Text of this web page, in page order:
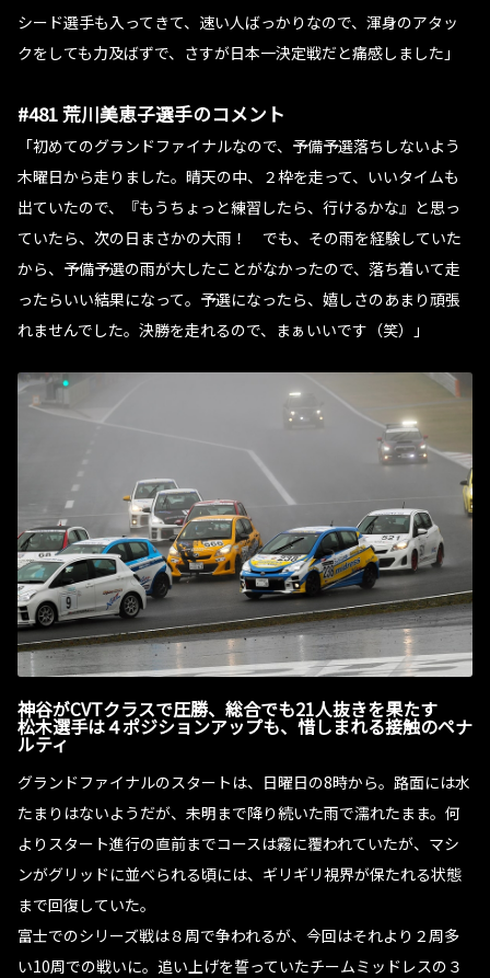
シード選手も入ってきて、速い人ばっかりなので、渾身のアタッ
クをしても力及ばずで、さすが日本一決定戦だと痛感しました」
#481 荒川美恵子選手のコメント
「初めてのグランドファイナルなので、予備予選落ちしないよう
木曜日から走りました。晴天の中、２枠を走って、いいタイムも
出ていたので、『もうちょっと練習したら、行けるかな』と思っ
ていたら、次の日まさかの大雨！ でも、その雨を経験していた
から、予備予選の雨が大したことがなかったので、落ち着いて走
ったらいい結果になって。予選になったら、嬉しさのあまり頑張
れませんでした。決勝を走れるので、まぁいいです（笑）」
神谷がCVTクラスで圧勝、総合でも21人抜きを果たす
松木選手は４ポジションアップも、惜しまれる接触のペナ
ルティ
グランドファイナルのスタートは、日曜日の8時から。路面には水
たまりはないようだが、未明まで降り続いた雨で濡れたまま。何
よりスタート進行の直前までコースは霧に覆われていたが、マシ
ンがグリッドに並べられる頃には、ギリギリ視界が保たれる状態
まで回復していた。
富士でのシリーズ戦は８周で争われるが、今回はそれより２周多
い10周での戦いに。追い上げを誓っていたチームミッドレスの３